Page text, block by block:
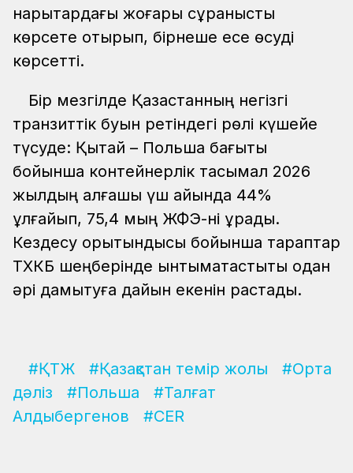
нарықтардағы жоғары сұранысты
көрсете отырып, бірнеше есе өсуді
көрсетті.
Бір мезгілде Қазақстанның негізгі
транзиттік буын ретіндегі рөлі күшейе
түсуде: Қытай – Польша бағыты
бойынша контейнерлік тасымал 2026
жылдың алғашқы үш айында 44%
ұлғайып, 75,4 мың ЖФЭ-ні құрады.
Кездесу қорытындысы бойынша тараптар
ТХКБ шеңберінде ынтымақтастықты одан
әрі дамытуға дайын екенін растады.
#ҚТЖ #Қазақстан темір жолы
#Орта
дәліз
#Польша
#Талғат
Алдыбергенов
#CER